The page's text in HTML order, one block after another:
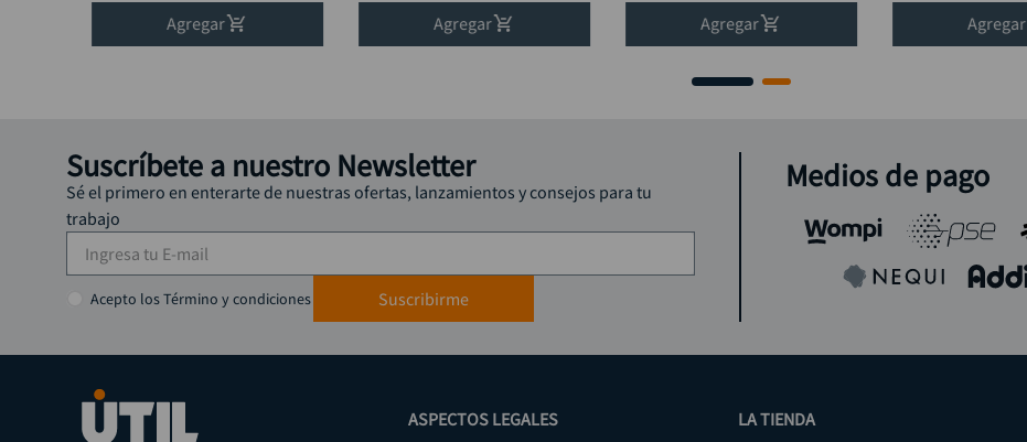
Agregar
Agregar
Agregar
Agregar
Suscríbete a nuestro Newsletter
Sé el primero en enterarte de nuestras ofertas, lanzamientos y consejos para tu
trabajo
Acepto los Término y condiciones Suscribirme
Medios de pago
ASPECTOS LEGALES LA TIENDA